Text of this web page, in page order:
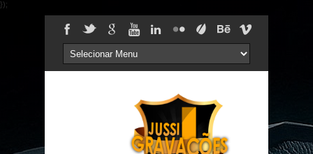
});